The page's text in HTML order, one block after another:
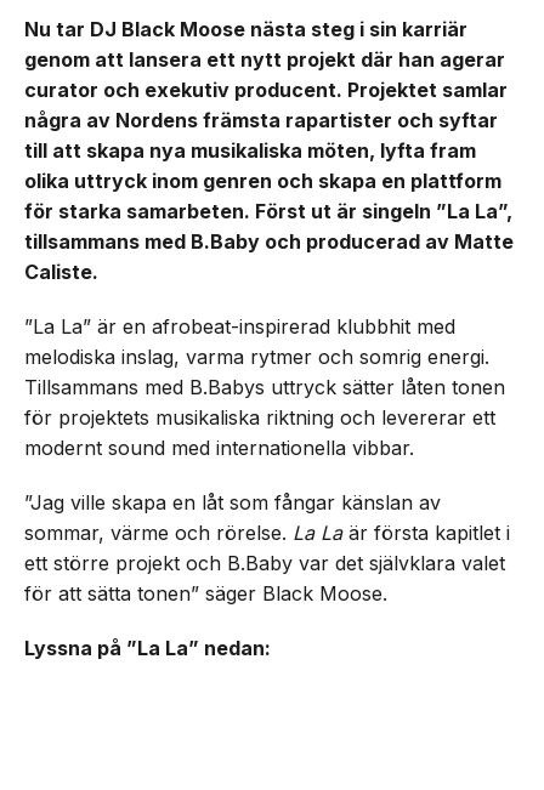
Nu tar DJ Black Moose nästa steg i sin karriär
genom att lansera ett nytt projekt där han agerar
curator och exekutiv producent. Projektet samlar
några av Nordens främsta rapartister och syftar
till att skapa nya musikaliska möten, lyfta fram
olika uttryck inom genren och skapa en plattform
för starka samarbeten. Först ut är singeln ”La La”,
tillsammans med B.Baby och producerad av Matte
Caliste.
”La La” är en afrobeat-inspirerad klubbhit med
melodiska inslag, varma rytmer och somrig energi.
Tillsammans med B.Babys uttryck sätter låten tonen
för projektets musikaliska riktning och levererar ett
modernt sound med internationella vibbar.
”Jag ville skapa en låt som fångar känslan av
sommar, värme och rörelse. La Laär första kapitlet i
ett större projekt och B.Baby var det självklara valet
för att sätta tonen” säger Black Moose.
Lyssna på ”La La” nedan: